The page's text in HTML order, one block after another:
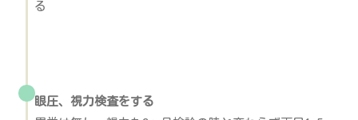
る
眼圧、視力検査をする